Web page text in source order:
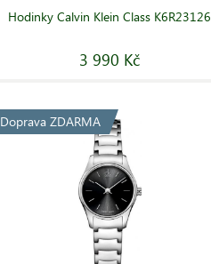
Hodinky Calvin Klein Class K6R23126
3 990 Kč
Doprava ZDARMA